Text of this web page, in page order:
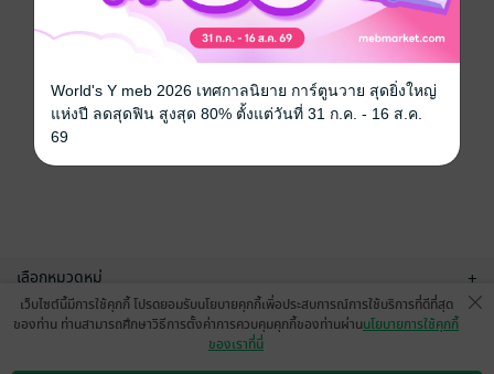
เลือกหมวดหมู่ +
บริการช่วยเหลือ
เว็บไซต์นี้มีการใช้คุกกี้ โปรดยอมรับนโยบายคุกกี้เพื่อประสบการณ์การใช้บริการที่ดีที่สุด
ของท่าน ท่านสามารถศึกษาวิธีการตั้งค่าการควบคุมคุกกี้ของท่านผ่านนโยบายการใช้คุกกี้
ของเราที่นี่
World's Y meb 2026 เทศกาลนิยาย การ์ตูนวาย สุดยิ่งใหญ่
แห่งปี ลดสุดฟิน สูงสุด 80% ตั้งแต่วันที่ 31 ก.ค. - 16 ส.ค.
69